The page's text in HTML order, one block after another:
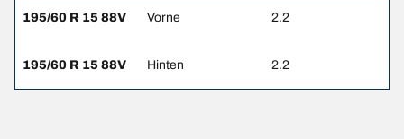
195/60 R 15 88V Vorne 2.2
195/60 R 15 88V Hinten 2.2